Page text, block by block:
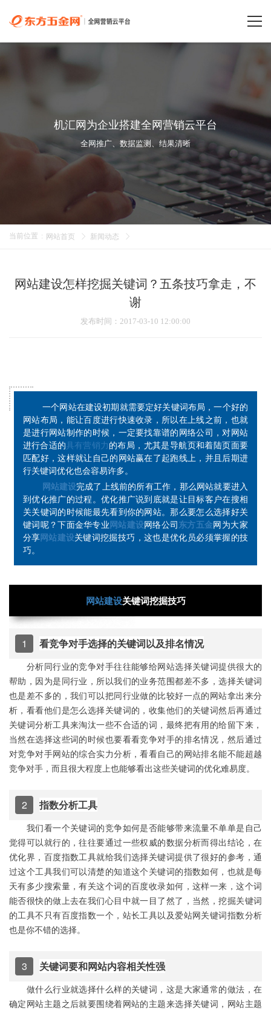
机汇网为企业搭建全网营销云平台
全网推广、数据监测、结果清晰
当前位置 : 网站首页 新闻动态
网站建设怎样挖掘关键词？五条技巧拿走，不
谢
发布时间 ：2017-03-10 12:00:00
一个网站在建设初期就需要定好关键词布局，一个好的
网站布局，能让百度进行快速收录，所以在上线之前，也就
是进行网站制作的时候，一定要找靠谱的网络公司，对网站
进行合适的具有营销力的布局，尤其是导航页和着陆页面要
匹配好，这样就让自己的网站赢在了起跑线上，并且后期进
行关键词优化也会容易许多。
网站建设完成了上线前的所有工作，那么网站就要进入
到优化推广的过程。优化推广说到底就是让目标客户在搜相
关关键词的时候能最先看到你的网站。那么要怎么选择好关
键词呢？下面金华专业网站建设网络公司东方五金网为大家
分享网站建设关键词挖掘技巧，这也是优化员必须掌握的技
巧。
网站建设关键词挖掘技巧
1 看竞争对手选择的关键词以及排名情况
分析同行业的竞争对手往往能够给网站选择关键词提供很大的
帮助，因为是同行业，所以我们的业务范围都差不多，选择关键词
也是差不多的，我们可以把同行业做的比较好一点的网站拿出来分
析，看看他们是怎么选择关键词的，收集他们的关键词然后再通过
关键词分析工具来淘汰一些不合适的词，最终把有用的给留下来，
当然在选择这些词的时候也要看看竞争对手的排名情况，然后通过
对竞争对手网站的综合实力分析，看看自己的网站排名能不能超越
竞争对手，而且很大程度上也能够看出这些关键词的优化难易度。
2 指数分析工具
我们看一个关键词的竞争如何是否能够带来流量不单单是自己
觉得可以就行的，往往要通过一些权威的数据分析而得出结论，在
优化界，百度指数工具就给我们选择关键词提供了很好的参考，通
过这个工具我们可以清楚的知道这个关键词的指数如何，也就是每
天有多少搜索量，有关这个词的百度收录如何，这样一来，这个词
能否很快的做上去在我们心目中就一目了然了，当然，挖掘关键词
的工具不只有百度指数一个，站长工具以及爱站网关键词指数分析
也是你不错的选择。
3 关键词要和网站内容相关性强
做什么行业就选择什么样的关键词，这是大家通常的做法，在
确定网站主题之后就要围绕着网站的主题来选择关键词，网站主题